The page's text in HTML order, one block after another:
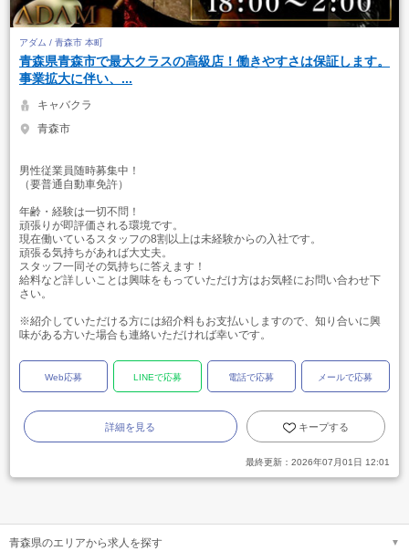
アダム / 青森市 本町
青森県青森市で最大クラスの高級店！働きやすさは保証します。
事業拡大に伴い、...
キャバクラ
青森市
男性従業員随時募集中！
（要普通自動車免許）
年齢・経験は一切不問！
頑張りが即評価される環境です。
現在働いているスタッフの8割以上は未経験からの入社です。
頑張る気持ちがあれば大丈夫。
スタッフ一同その気持ちに答えます！
給料など詳しいことは興味をもっていただけ方はお気軽にお問い合わせ下
さい。
※紹介していただける方には紹介料もお支払いしますので、知り合いに興
味がある方いた場合も連絡いただければ幸いです。
Web応募 LINEで応募 電話で応募 メールで応募
詳細を見る キープする
最終更新： 2026年07月01日 12:01
青森県のエリアから求人を探す